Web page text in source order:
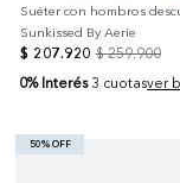
Suéter con hombros
Sunkissed By Aerie
$ 207.920 $ 259.900
0% Interés 3 cuotasver
50% OFF